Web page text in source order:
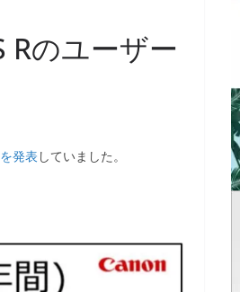
Rのユーザー
発表 していました。